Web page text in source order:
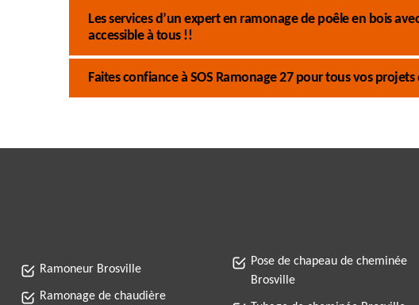
Les services d’un expert en ramonage de poêle en bois
accessible à tous !!
Faites confiance à SOS Ramonage 27 pour tous vos
Ramoneur Brosville
Ramonage de chaudière
Pose de chapeau de cheminée
Brosville